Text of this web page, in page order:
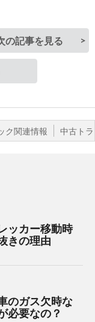
の記事を見る
ク関連情報 中古ト
ッカー移動時
きの理由
のガス欠時な
必要なの？